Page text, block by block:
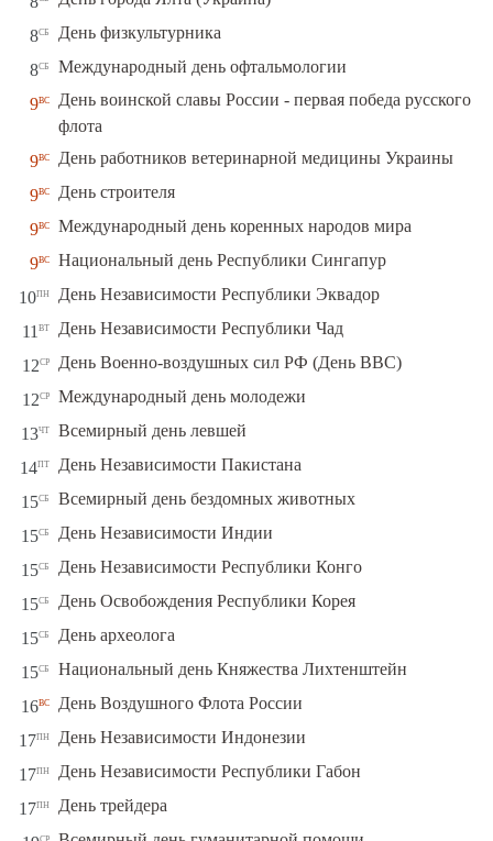
8сб День физкультурника
8сб Международный день офтальмологии
9вс
День воинской славы России - первая победа русского
флота
9вс День работников ветеринарной медицины Украины
9вс День строителя
9вс Международный день коренных народов мира
9вс Национальный день Республики Сингапур
10пн День Независимости Республики Эквадор
11 вт День Независимости Республики Чад
12ср День Военно-воздушных сил РФ (День ВВС)
12ср Международный день молодежи
13чт Всемирный день левшей
14пт День Независимости Пакистана
15сб Всемирный день бездомных животных
15сб День Независимости Индии
15сб День Независимости Республики Конго
15сб День Освобождения Республики Корея
15сб День археолога
15сб Национальный день Княжества Лихтенштейн
16вс День Воздушного Флота России
17пн День Независимости Индонезии
17пн День Независимости Республики Габон
17пн День трейдера
ср